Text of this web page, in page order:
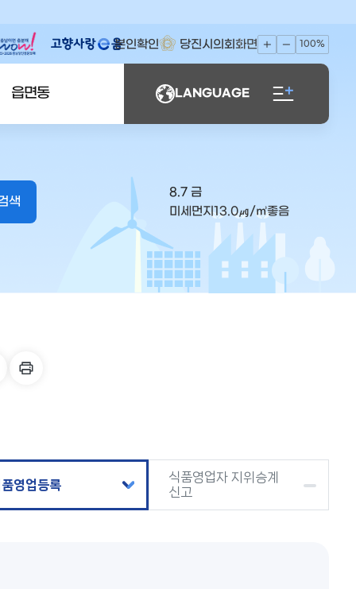
본인확인 당진시의회화면 100%
읍면동 LANGUAGE
8.7 금
미세먼지13.0㎍/㎥좋음
영업등록
식품영업자 지위승계
신고